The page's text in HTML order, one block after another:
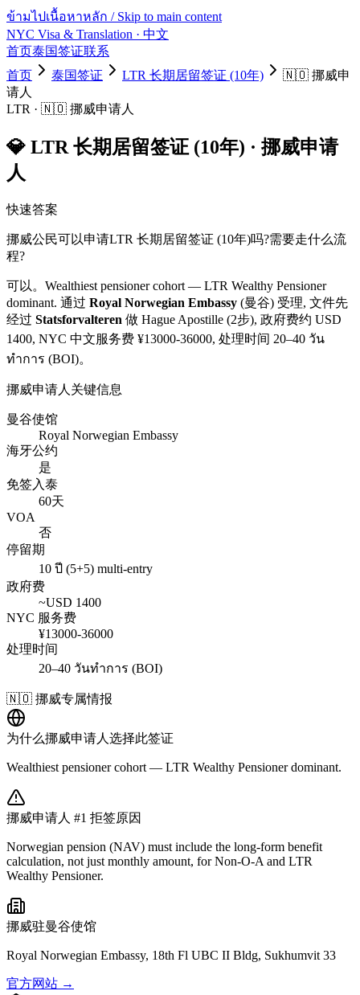
ข้ามไปเนื้อหาหลัก / Skip to main content
NYC Visa & Translation · 中文
首页泰国签证联系
首页
泰国签证 LTR 长期居留签证 (10年) 🇳🇴 挪威申
请人
LTR · 🇳🇴 挪威申请人
💎 LTR 长期居留签证 (10年) · 挪威申请
人
快速答案
挪威公民可以申请LTR 长期居留签证 (10年)吗?需要走什么流
程?
可以。 Wealthiest pensioner cohort — LTR Wealthy Pensioner
dominant. 通过 Royal Norwegian Embassy (曼谷) 受理, 文件先
经过 Statsforvalteren 做 Hague Apostille (2步), 政府费约 USD
1400, NYC 中文服务费 ¥13000-36000, 处理时间 20–40 วัน
ทำการ (BOI)。
挪威申请人关键信息
曼谷使馆
Royal Norwegian Embassy
海牙公约
是
免签入泰
60天
VOA
否
停留期
10 ปี (5+5) multi-entry
政府费
~USD 1400
NYC 服务费
¥13000-36000
处理时间
20–40 วันทำการ (BOI)
🇳🇴 挪威专属情报
为什么挪威申请人选择此签证
Wealthiest pensioner cohort — LTR Wealthy Pensioner dominant.
挪威申请人 #1 拒签原因
Norwegian pension (NAV) must include the long-form benefit
calculation, not just monthly amount, for Non-O-A and LTR
Wealthy Pensioner.
挪威驻曼谷使馆
Royal Norwegian Embassy, 18th Fl UBC II Bldg, Sukhumvit 33
官方网站 →